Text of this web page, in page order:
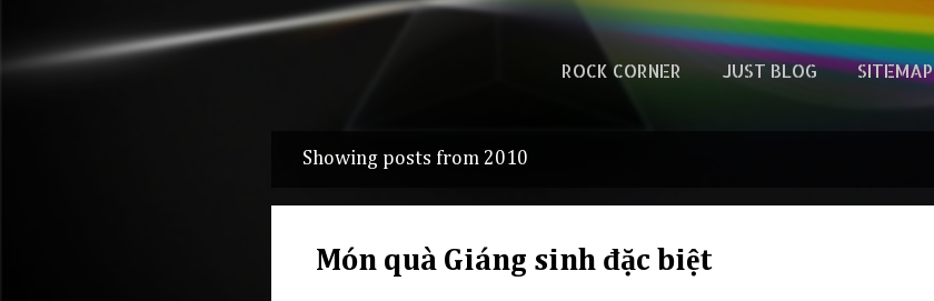
ROCK CORNER JUST BLOG SITEMAP
o
Showing posts from 2010
Món quà Giáng sinh đặc biệt